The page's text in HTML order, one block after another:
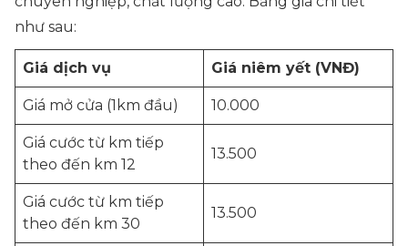
như sau:
Giá dịch vụ Giá niêm yết (VNĐ)
Giá mở cửa (1km đầu) 10.000
Giá cước từ km tiếp
theo đến km 12
13.500
Giá cước từ km tiếp
theo đến km 30
13.500